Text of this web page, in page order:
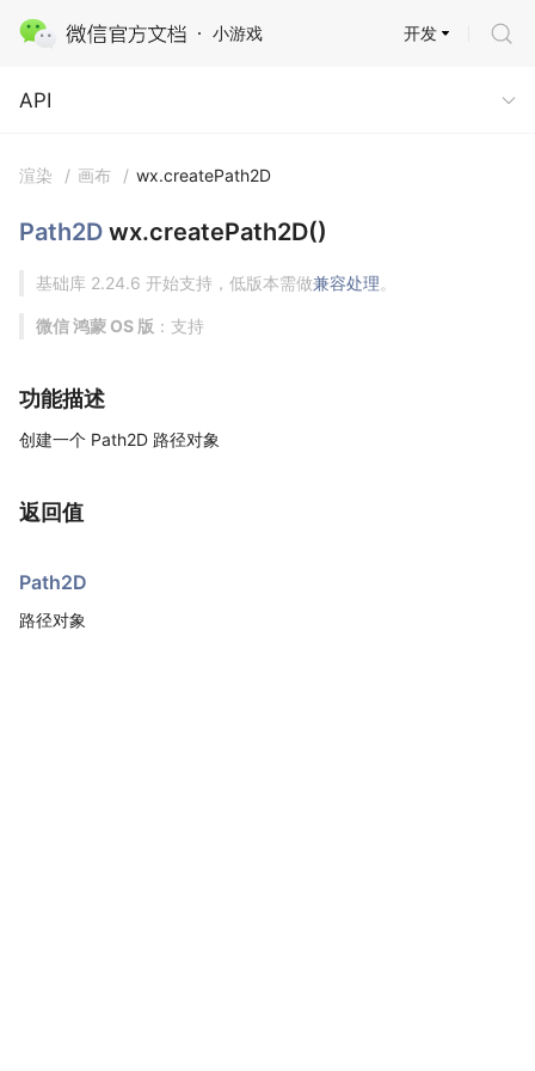
小游戏
API
开发
API
渲染 / 画布 / wx.createPath2D
Path2D wx.createPath2D()
基础库 2.24.6 开始支持，低版本需做兼容处理。
微信 鸿蒙 OS 版 ：支持
功能描述
创建一个 Path2D 路径对象
返回值
Path2D
路径对象